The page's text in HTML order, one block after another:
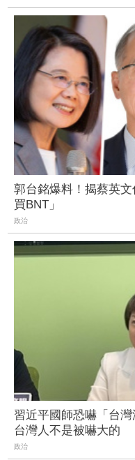
郭台銘爆料！揭蔡英
買BNT」
政治
習近平國師恐嚇「台
台灣人不是被嚇大的
政治